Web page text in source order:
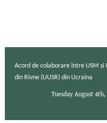
Acord de colaborare între USM
din Rivne (UUSR) din Ucraina
Tuesday August 4th,